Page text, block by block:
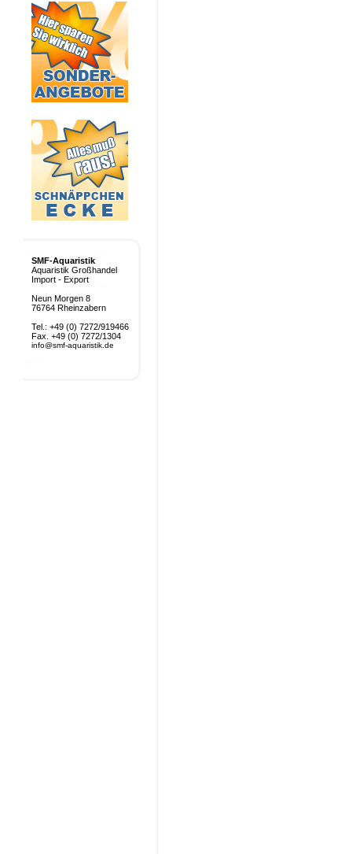
SMF-Aquaristik
Aquaristik Großhandel
Import - Export
Neun Morgen 8
76764 Rheinzabern
Tel.: +49 (0) 7272/919466
Fax. +49 (0) 7272/1304
info@smf-aquaristik.de